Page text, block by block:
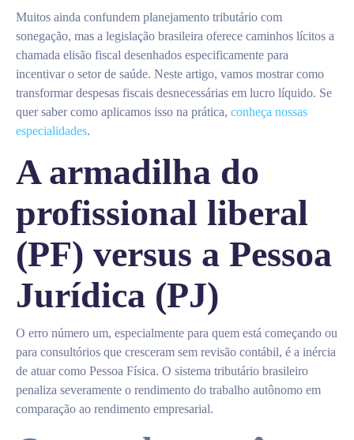
Muitos ainda confundem planejamento tributário com
sonegação, mas a legislação brasileira oferece caminhos lícitos a
chamada elisão fiscal desenhados especificamente para
incentivar o setor de saúde. Neste artigo, vamos mostrar como
transformar despesas fiscais desnecessárias em lucro líquido. Se
quer saber como aplicamos isso na prática, conheça nossas
especialidades.
A armadilha do
profissional liberal
(PF) versus a Pessoa
Jurídica (PJ)
O erro número um, especialmente para quem está começando ou
para consultórios que cresceram sem revisão contábil, é a inércia
de atuar como Pessoa Física. O sistema tributário brasileiro
penaliza severamente o rendimento do trabalho autônomo em
comparação ao rendimento empresarial.